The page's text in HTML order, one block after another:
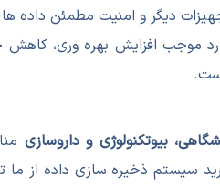
دیگر و امنیت مطمئن داده ها
موجب افزایش بهره وری،
بیوتکنولوژی و داروسازی
سیستم ذخیره سازی داده از ما